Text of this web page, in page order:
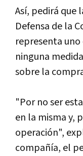
Así­, pedirá que
Defensa de la
representa
ninguna
sobre la
"Por no ser
en la misma y,
operación",
compañí­a, el